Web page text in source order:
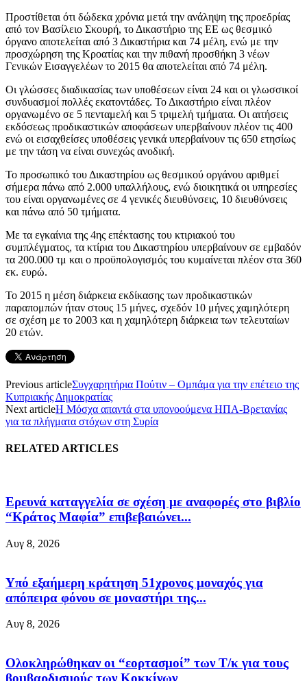
Προστίθεται ότι δώδεκα χρόνια μετά την ανάληψη της προεδρίας
από τον Βασίλειο Σκουρή, το Δικαστήριο της ΕΕ ως θεσμικό
όργανο αποτελείται από 3 Δικαστήρια και 74 μέλη, ενώ με την
προσχώρηση της Κροατίας και την πιθανή προσθήκη 3 νέων
Γενικών Εισαγγελέων το 2015 θα αποτελείται από 74 μέλη.
Οι γλώσσες διαδικασίας των υποθέσεων είναι 24 και οι γλωσσικοί
συνδυασμοί πολλές εκατοντάδες. Το Δικαστήριο είναι πλέον
οργανωμένο σε 5 πενταμελή και 5 τριμελή τμήματα. Οι αιτήσεις
εκδόσεως προδικαστικών αποφάσεων υπερβαίνουν πλέον τις 400
ενώ οι εισαχθείσες υποθέσεις γενικά υπερβαίνουν τις 650 ετησίως
με την τάση να είναι συνεχώς ανοδική.
Το προσωπικό του Δικαστηρίου ως θεσμικού οργάνου αριθμεί
σήμερα πάνω από 2.000 υπαλλήλους, ενώ διοικητικά οι υπηρεσίες
του είναι οργανωμένες σε 4 γενικές διευθύνσεις, 10 διευθύνσεις
και πάνω από 50 τμήματα.
Με τα εγκαίνια της 4ης επέκτασης του κτιριακού του
συμπλέγματος, τα κτίρια του Δικαστηρίου υπερβαίνουν σε εμβαδόν
τα 200.000 τμ και ο προϋπολογισμός του κυμαίνεται πλέον στα 360
εκ. ευρώ.
Το 2015 η μέση διάρκεια εκδίκασης των προδικαστικών
παραπομπών ήταν στους 15 μήνες, σχεδόν 10 μήνες χαμηλότερη
σε σχέση με το 2003 και η χαμηλότερη διάρκεια των τελευταίων
20 ετών.
Previous articleΣυγχαρητήρια Πούτιν – Ομπάμα για την επέτειο της
Κυπριακής Δημοκρατίας
Next articleH Μόσχα απαντά στα υπονοούμενα ΗΠΑ-Βρετανίας
για τα πλήγματα στόχων στη Συρία
RELATED ARTICLES
Ερευνά καταγγελία σε σχέση με αναφορές στο βιβλίο
“Κράτος Μαφία” επιβεβαιώνει...
Αυγ 8, 2026
Υπό εξαήμερη κράτηση 51χρονος μοναχός για
απόπειρα φόνου σε μοναστήρι της...
Αυγ 8, 2026
Ολοκληρώθηκαν οι “εορτασμοί” των Τ/κ για τους
βομβαρδισμούς των Κοκκίνων